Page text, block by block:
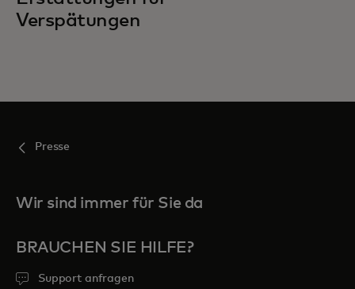
Verspätungen
Presse
Wir sind immer für Sie da
BRAUCHEN SIE HILFE?
Support anfragen